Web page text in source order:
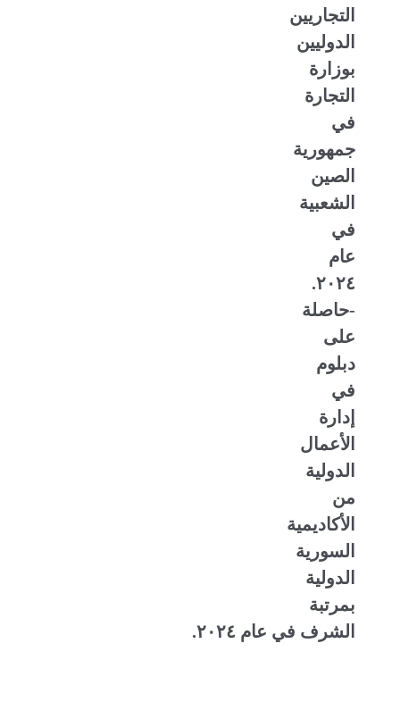
التجاريين
الدوليين
بوزارة
التجارة
في
جمهورية
الصين
الشعبية
في
عام
٢٠٢٤.
-حاصلة
على
دبلوم
في
إدارة
الأعمال
الدولية
من
الأكاديمية
السورية
الدولية
بمرتبة
الشرف في عام ٢٠٢٤.